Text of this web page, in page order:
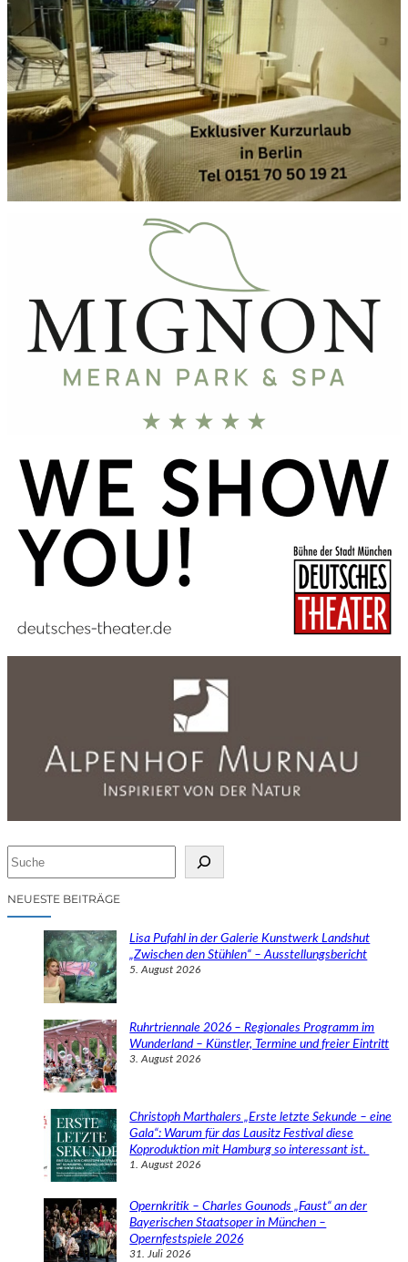
cNEUESTE BEITRÄGE
Lisa Pufahl in der Galerie Kunstwerk Landshut
„Zwischen den Stühlen“ – Ausstellungsbericht
5. August 2026
Ruhrtriennale 2026 – Regionales Programm im
Wunderland – Künstler, Termine und freier Eintritt
3. August 2026
Christoph Marthalers „Erste letzte Sekunde – eine
Gala“: Warum für das Lausitz Festival diese
Koproduktion mit Hamburg so interessant ist.
1. August 2026
Opernkritik – Charles Gounods „Faust“ an der
Bayerischen Staatsoper in München –
Opernfestspiele 2026
31. Juli 2026